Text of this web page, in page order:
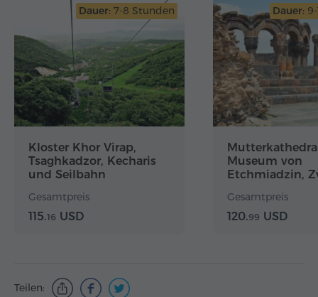
Dauer: 7-8 Stunden
Kloster Khor Virap,
Tsaghkadzor, Kecharis
und Seilbahn
Gesamtpreis
115.16 USD
Dauer:
Museum von
Etchmiadzin,
und Seilbahn
Gesamtpreis
120.99 USD
Teilen: